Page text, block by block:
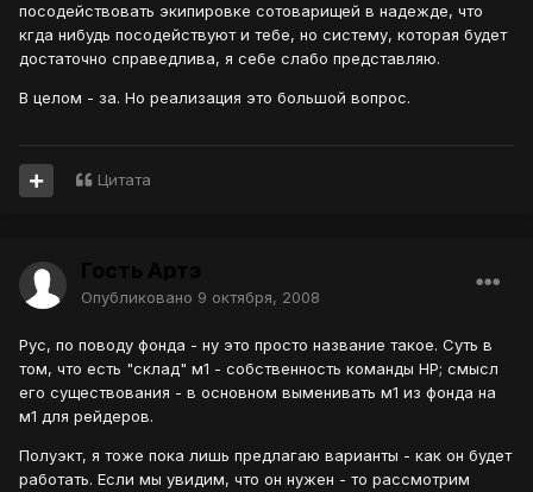
посодействовать экипировке сотоварищей в надежде, что
кгда нибудь посодействуют и тебе, но систему, которая будет
достаточно справедлива, я себе слабо представляю.
В целом - за. Но реализация это большой вопрос.
Цитата
Опубликовано 9 октября, 2008
Рус, по поводу фонда - ну это просто название такое. Суть в
том, что есть "склад" м1 - собственность команды НР; смысл
его существования - в основном выменивать м1 из фонда на
м1 для рейдеров.
Полуэкт, я тоже пока лишь предлагаю варианты - как он будет
работать. Если мы увидим, что он нужен - то рассмотрим